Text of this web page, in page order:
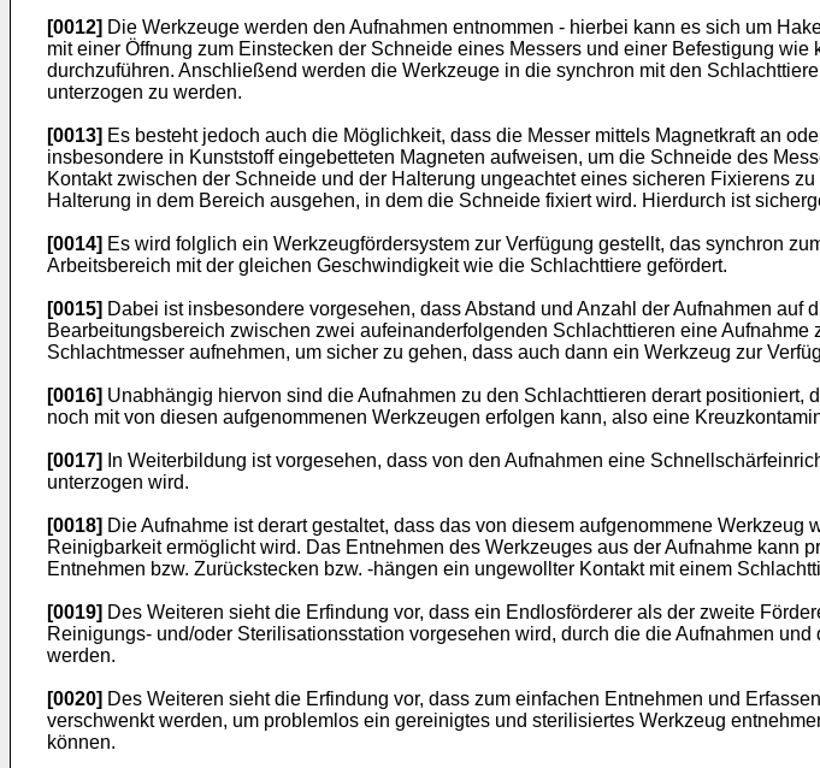
[0012] Die Werkzeuge werden den Aufnahmen entnommen - hierbei kann es sich um
mit einer Öffnung zum Einstecken der Schneide eines Messers und einer Befestigung
durchzuführen. Anschließend werden die Werkzeuge in die synchron mit den
unterzogen zu werden.
[0013] Es besteht jedoch auch die Möglichkeit, dass die Messer mittels Magnetkraft an
insbesondere in Kunststoff eingebetteten Magneten aufweisen, um die Schneide des
Kontakt zwischen der Schneide und der Halterung ungeachtet eines sicheren Fixierens
Halterung in dem Bereich ausgehen, in dem die Schneide fixiert wird. Hierdurch ist
[0014] Es wird folglich ein Werkzeugfördersystem zur Verfügung gestellt, das synchron
Arbeitsbereich mit der gleichen Geschwindigkeit wie die Schlachttiere gefördert.
[0015] Dabei ist insbesondere vorgesehen, dass Abstand und Anzahl der Aufnahmen
Bearbeitungsbereich zwischen zwei aufeinanderfolgenden Schlachttieren eine
Schlachtmesser aufnehmen, um sicher zu gehen, dass auch dann ein Werkzeug zur
[0016] Unabhängig hiervon sind die Aufnahmen zu den Schlachttieren derart
noch mit von diesen aufgenommenen Werkzeugen erfolgen kann, also eine
[0017]
In Weiterbildung ist vorgesehen, dass von den Aufnahmen eine
unterzogen wird.
[0018] Die Aufnahme ist derart gestaltet, dass das von diesem aufgenommene
Reinigbarkeit ermöglicht wird. Das Entnehmen des Werkzeuges aus der Aufnahme
Entnehmen bzw. Zurückstecken bzw. -hängen ein ungewollter Kontakt mit einem
[0019] Des Weiteren sieht die Erfindung vor, dass ein Endlosförderer als der zweite
Reinigungs- und/oder Sterilisationsstation vorgesehen wird, durch die die Aufnahmen
werden.
[0020] Des Weiteren sieht die Erfindung vor, dass zum einfachen Entnehmen und
verschwenkt werden, um problemlos ein gereinigtes und sterilisiertes Werkzeug
können.